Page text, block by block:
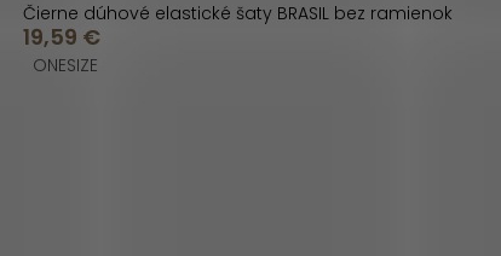
Čierne dúhové elastické šaty BRASIL bez ramienok
19,59 €
ONESIZE